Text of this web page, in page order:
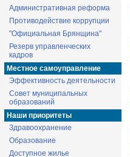
Административная реформа
Противодействие коррупции
"Официальная Брянщина"
Резерв управленческих
кадров
Местное самоуправление
Эффективность деятельности
Совет муниципальных
образований
Наши приоритеты
Здравоохранение
Образование
Доступное жилье